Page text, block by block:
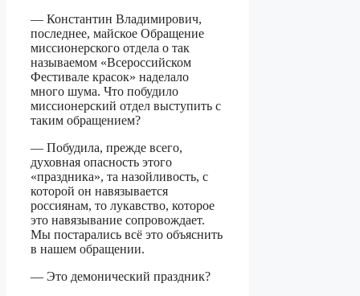
— Константин Владимирович,
последнее, майское Обращение
миссионерского отдела о так
называемом «Всероссийском
Фестивале красок» наделало
много шума. Что побудило
миссионерский отдел выступить с
таким обращением?
— Побудила, прежде всего,
духовная опасность этого
«праздника», та назойливость, с
которой он навязывается
россиянам, то лукавство, которое
это навязывание сопровождает.
Мы постарались всё это объяснить
в нашем обращении.
— Это демонический праздник?